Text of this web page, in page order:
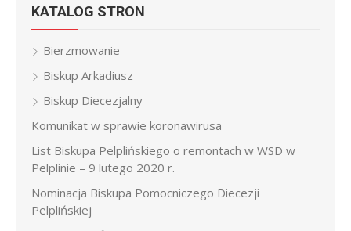
KATALOG STRON
Bierzmowanie
Biskup Arkadiusz
Biskup Diecezjalny
Komunikat w sprawie koronawirusa
List Biskupa Pelplińskiego o remontach w WSD w
Pelplinie – 9 lutego 2020 r.
Nominacja Biskupa Pomocniczego Diecezji
Pelplińskiej